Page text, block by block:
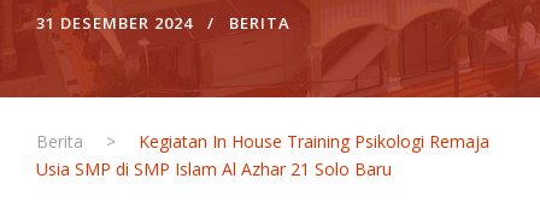
31 DESEMBER 2024 BERITA
Berita >
Kegiatan In House Training Psikologi Remaja
Usia SMP di SMP Islam Al Azhar 21 Solo Baru